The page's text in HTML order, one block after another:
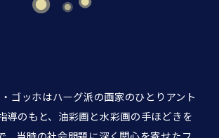
ゴッホはハーグ派の画家のひとりアント
導のもと、油彩画と水彩画の手ほどきを